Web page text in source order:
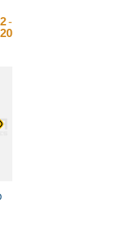
1,114.20S/ 185.92
-